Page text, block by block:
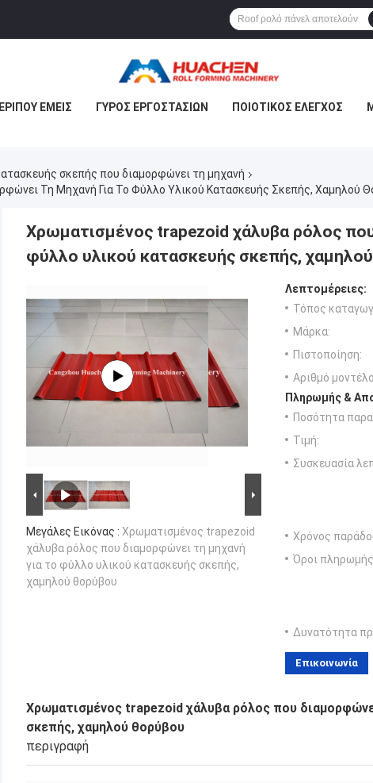
ΕΜΕΊΣ ΓΎΡΟΣ ΕΡΓΟΣΤΑΣΊΩΝ ΠΟΙΟΤΙΚΌΣ ΈΛΕΓΧΟΣ
σκεπής που διαμορφώνει τη μηχανή
Τη Μηχανή Για Το Φύλλο Υλικού Κατασκευής Σκεπής, Χαμηλού
Χρωματισμένος trapezoid χάλυβα ρόλος
φύλλο υλικού κατασκευής σκεπής,
Μεγάλες Εικόνας : Χρωματισμένος trapezoid
χάλυβα ρόλος που διαμορφώνει τη μηχανή
για το φύλλο υλικού κατασκευής σκεπής,
χαμηλού θορύβου
Λεπτομέρειες:
Τόπος
Μάρκα:
Πιστοποίηση:
Αριθμό
Πληρωμής &
Ποσότητα
Τιμή:
Συσκευασία
Χρόνος
Όροι
Δυνατότητα
Επικοινωνία
Χρωματισμένος trapezoid χάλυβα ρόλος που
σκεπής, χαμηλού θορύβου
περιγραφή